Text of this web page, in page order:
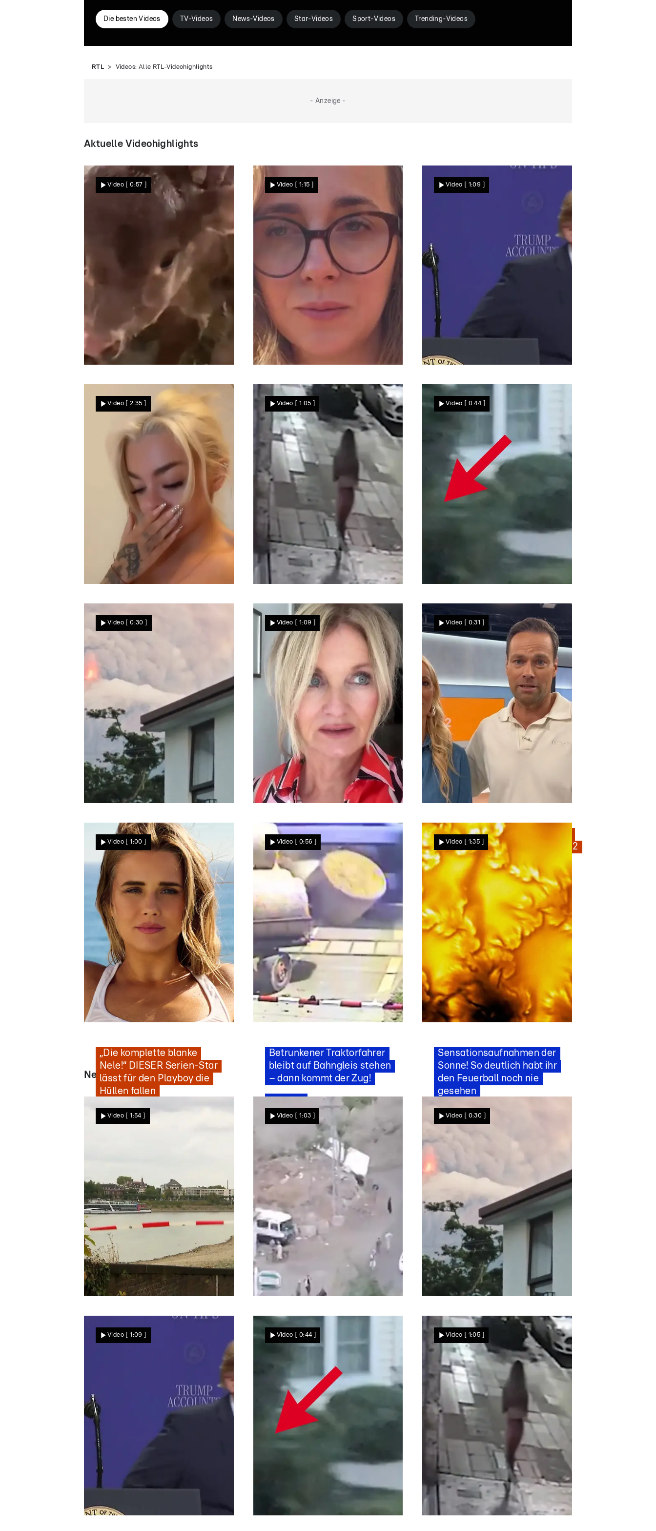
Die besten Videos TV-Videos News-Videos Star-Videos Sport-Videos Trending-Videos
RTL Videos: Alle RTL-Videohighlights
- Anzeige -
Aktuelle Videohighlights
Sensationsgeburt im Stall!
Bei diesem Kalb muss man
DREIMAL hinschauen
Besser Leben
Video [ 0:57 ]
„Bauer sucht Frau"-Star
Anna Heiser kämpft mit den
Tränen – wegen DIESER
Erinnerung!
Star News
Video [ 1:15 ]
Donald Trump setzt
plötzlich zum Sprint an –
weil Kind DAS macht!
Video [ 1:09 ]
Nach Stalker-Drama! Katja
Krasavice erlebt nächsten
Penthouse-Albtraum
Video [ 2:35 ]
Influencerin flüchtet
halbnackt über Straße –
jetzt wird gegen Politiker
ermittelt!
Nachrichten
Video [ 1:05 ]
Schock im Wohngebiet! Bär
schleicht umher – Mann
sitzt nichtsahnend vor der
Video [ 0:44 ]
Feuervulkan bricht neben
Stadt aus – tausende
Menschen müssen sich
retten!
Nachrichten
Video [ 0:30 ]
Direkt vor Frauke Ludowigs
Augen! Mann fast von Baum
erschlagen
Star News
Video [ 1:09 ]
Weltkriegsbombe in Köln! RTL
wird evakuiert: Sendet Punkt 12
trotzdem?
Star News
Video [ 0:31 ]
„Die komplette blanke
Nele!“ DIESER Serien-Star
lässt für den Playboy die
Hüllen fallen
Star News
Video [ 1:00 ]
Betrunkener Traktorfahrer
bleibt auf Bahngleis stehen
– dann kommt der Zug!
Video [ 0:56 ]
Sensationsaufnahmen der
Sonne! So deutlich habt ihr
den Feuerball noch nie
gesehen
Nachrichten
Video [ 1:35 ]
News - Videos
Wird jetzt nach weiteren
Bomben gesucht?
Video [ 1:54 ]
Mehrere Extremereignisse
lösen Katastrophe aus!
Menschen fliehen vor
gewaltiger Sturzflut
Nachrichten
Video [ 1:03 ]
Feuervulkan bricht neben
Stadt aus – tausende
Menschen müssen sich
retten!
Nachrichten
Video [ 0:30 ]
Video [ 1:09 ] Video [ 0:44 ] Video [ 1:05 ]